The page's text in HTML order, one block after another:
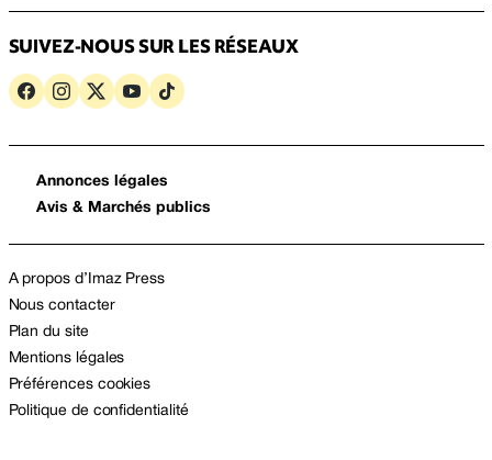
SUIVEZ-NOUS SUR LES RÉSEAUX
Annonces légales
Avis & Marchés publics
A propos d’Imaz Press
Nous contacter
Plan du site
Mentions légales
Préférences cookies
Politique de confidentialité